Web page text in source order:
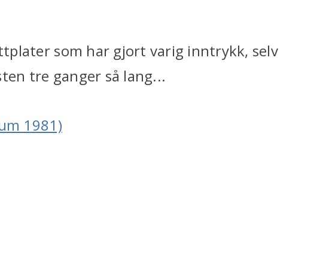
som har gjort varig inntrykk, selv
tre ganger så lang...
1981)